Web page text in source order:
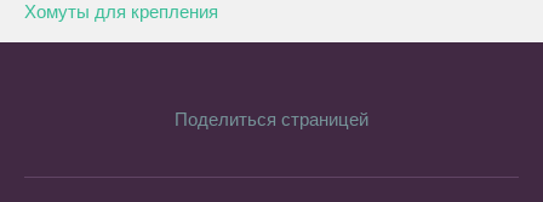
Хомуты для крепления
Поделиться страницей